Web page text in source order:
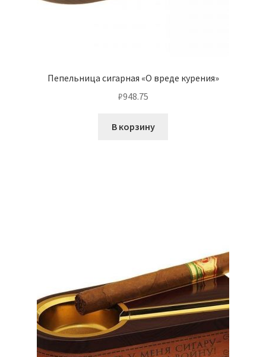
Пепельница сигарная «О вреде курения»
₽948.75
В корзину